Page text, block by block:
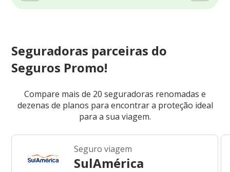
Seguradoras parceiras do
Seguros Promo!
Compare mais de 20 seguradoras renomadas e
dezenas de planos para encontrar a proteção ideal
para a sua viagem.
Seguro viagem
SulAmérica